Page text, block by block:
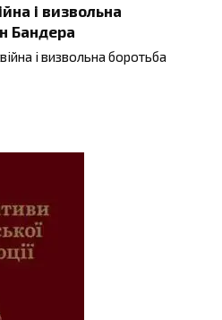
і визвольна
Бандера
і визвольна боротьба